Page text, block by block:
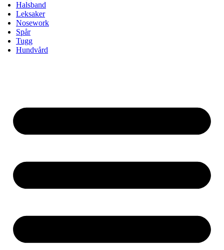
Halsband
Leksaker
Nosework
Spår
Tugg
Hundvård